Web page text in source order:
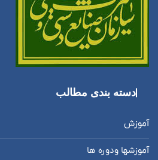
دسته بندی مطالب
آموزش
آموزشها ودوره ها